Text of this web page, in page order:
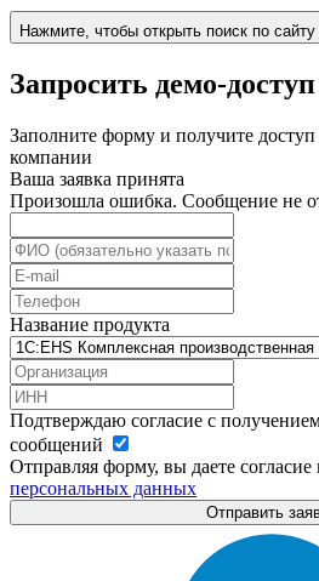
Нажмите, чтобы открыть поиск по сайту
Запросить демо-доступ
Заполните форму и получите
компании
Ваша заявка принята
Произошла ошибка. Сообщение не
Название продукта
Подтверждаю согласие с
сообщений
Отправляя форму, вы даете согласие
персональных данных
Отправить